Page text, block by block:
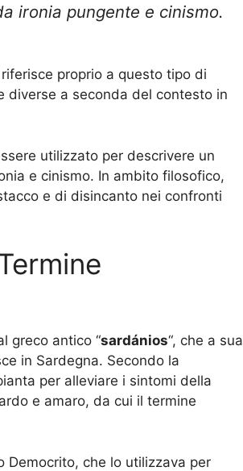
ironia pungente e cinismo.
proprio a questo tipo di
diverse a seconda del contesto in
utilizzato per descrivere un
e cinismo. In ambito filosofico,
e di disincanto nei confronti
greco antico “sardánios“, che a sua
in Sardegna. Secondo la
per alleviare i sintomi della
e amaro, da cui il termine
Democrito, che lo utilizzava per